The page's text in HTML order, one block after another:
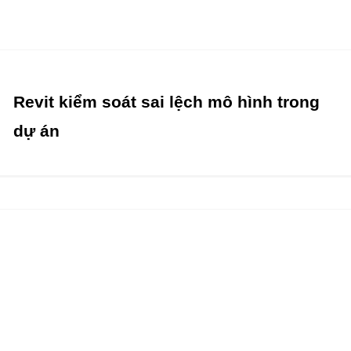
Revit kiểm soát sai lệch mô hình trong
dự án